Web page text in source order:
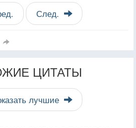
След.
ЦИТАТЫ
лучшие